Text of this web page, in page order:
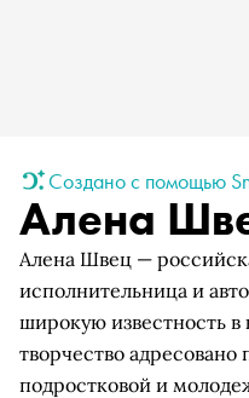
Создано с помощью
Алена
Алена Швец —
исполнительница и
широкую известность в
творчество
подростковой и